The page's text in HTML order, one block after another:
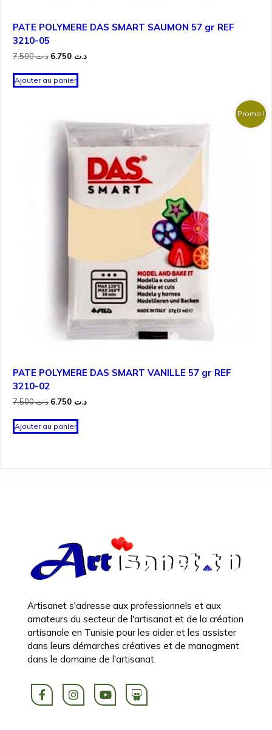
PATE POLYMERE DAS SMART SAUMON 57 gr REF
3210-05
د.ت7.500
Le
initial
était :
د.تLe
Ajouter au panier
Promo !
PATE POLYMERE DAS SMART VANILLE 57 gr REF
3210-02
د.ت7.500
Le
initial
était :
د.تLe
Ajouter au panier
Artisanet s'adresse aux professionnels et aux
amateurs du secteur de l'artisanat et de la création
artisanale en Tunisie pour les aider et les assister
dans leurs démarches créatives et de managment
dans le domaine de l'artisanat.